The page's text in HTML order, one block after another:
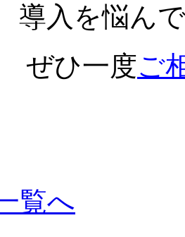
導入を悩ん
ぜひ一度ご
覧へ